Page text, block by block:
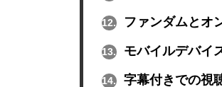
12. ファンダムとオ
13. モバイルデバイ
14. 字幕付きでの視